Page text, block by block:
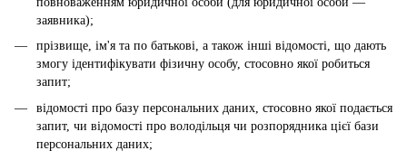
заявника);
прізвище, ім'я та по батькові, а також інші відомості, що дають
змогу ідентифікувати фізичну особу, стосовно якої робиться
запит;
відомості про базу персональних даних, стосовно якої подається
запит, чи відомості про володільця чи розпорядника цієї бази
персональних даних;